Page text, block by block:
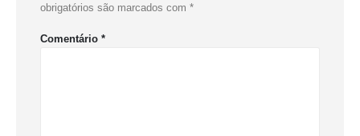
obrigatórios são marcados com *
Comentário *